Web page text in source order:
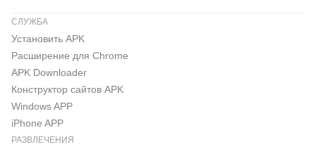
СЛУЖБА
Установить APK
Расширение для Chrome
APK Downloader
Конструктор сайтов APK
Windows APP
iPhone APP
РАЗВЛЕЧЕНИЯ